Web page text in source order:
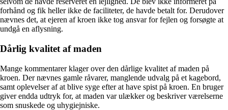
forhånd og fik heller ikke de faciliteter, de havde betalt for. Derudover
nævnes det, at ejeren af kroen ikke tog ansvar for fejlen og forsøgte at
undgå en aflysning.
Dårlig kvalitet af maden
Mange kommentarer klager over den dårlige kvalitet af maden på
kroen. Der nævnes gamle råvarer, manglende udvalg på et kagebord,
samt oplevelser af at blive syge efter at have spist på kroen. En bruger
giver endda udtryk for, at maden var ulækker og beskriver værelserne
som snuskede og uhygiejniske.